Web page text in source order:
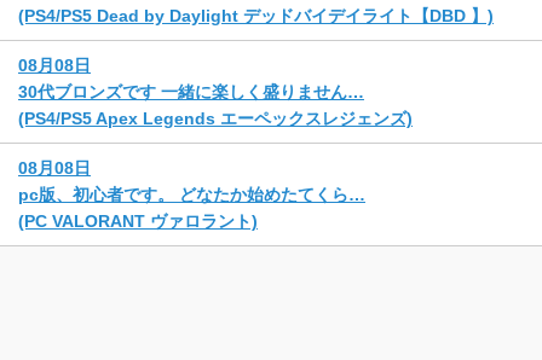
(PS4/PS5 Dead by Daylight デッドバイデイライト【DBD 】)
08月08日
30代ブロンズです 一緒に楽しく盛りません…
(PS4/PS5 Apex Legends エーペックスレジェンズ)
08月08日
pc版、初心者です。 どなたか始めたてくら…
(PC VALORANT ヴァロラント)